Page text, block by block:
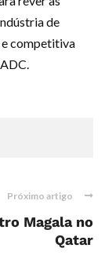
de
competitiva
Próximo artigo
Magala no
Qatar